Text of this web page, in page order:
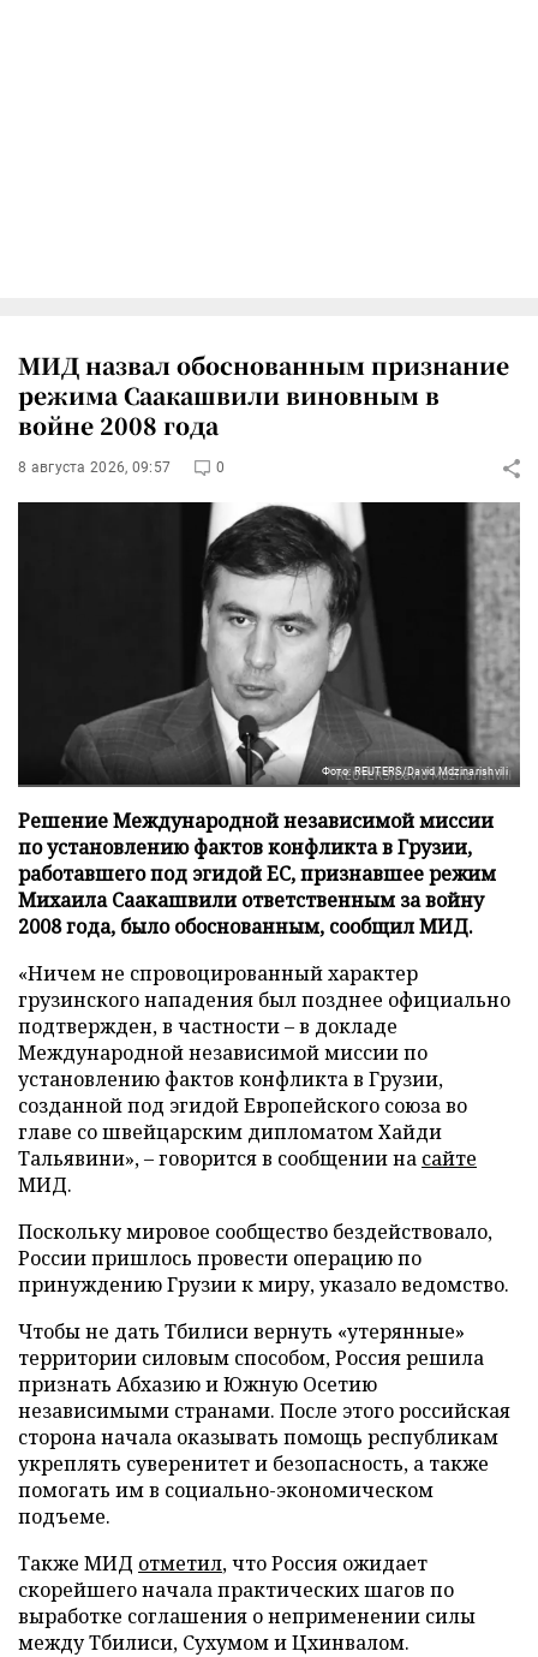
МИД назвал обоснованным признание
режима Саакашвили виновным в
войне 2008 года
8 августа 2026, 09:57 0
Фото: REUTERS/David Mdzinarishvili
Решение Международной независимой миссии
по установлению фактов конфликта в Грузии,
работавшего под эгидой ЕС, признавшее режим
Михаила Саакашвили ответственным за войну
2008 года, было обоснованным, сообщил МИД.
«Ничем не спровоцированный характер
грузинского нападения был позднее официально
подтвержден, в частности – в докладе
Международной независимой миссии по
установлению фактов конфликта в Грузии,
созданной под эгидой Европейского союза во
главе со швейцарским дипломатом Хайди
Тальявини», – говорится в сообщении на сайте
МИД.
Поскольку мировое сообщество бездействовало,
России пришлось провести операцию по
принуждению Грузии к миру, указало ведомство.
Чтобы не дать Тбилиси вернуть «утерянные»
территории силовым способом, Россия решила
признать Абхазию и Южную Осетию
независимыми странами. После этого российская
сторона начала оказывать помощь республикам
укреплять суверенитет и безопасность, а также
помогать им в социально-экономическом
подъеме.
Также МИД отметил, что Россия ожидает
скорейшего начала практических шагов по
выработке соглашения о неприменении силы
между Тбилиси, Сухумом и Цхинвалом.